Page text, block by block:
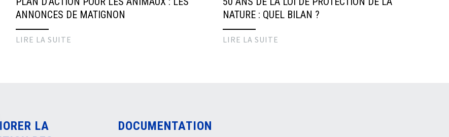
ANNONCES DE MATIGNON
LIRE LA SUITE
NATURE : QUEL BILAN ?
LIRE LA SUITE
LA
DOCUMENTATION